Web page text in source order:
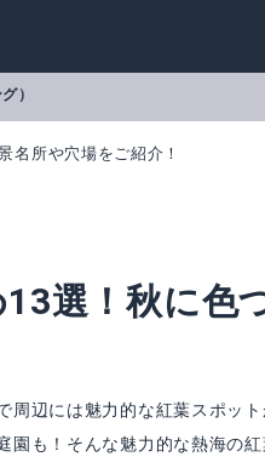
）
名所や穴場をご紹介！
選！秋に色
周辺には魅力的な紅葉スポット
園も！そんな魅力的な熱海の紅